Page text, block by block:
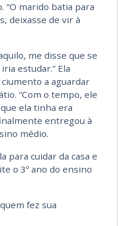
“O marido batia para
deixasse de vir à
me disse que se
estudar.” Ela
a aguardar
“Com o tempo, ele
ela tinha era
entregou à
médio.
para cuidar da casa e
o 3º ano do ensino
fez sua